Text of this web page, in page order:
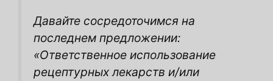
Давайте сосредоточимся на
последнем предложении:
«Ответственное использование
рецептурных лекарств и/или